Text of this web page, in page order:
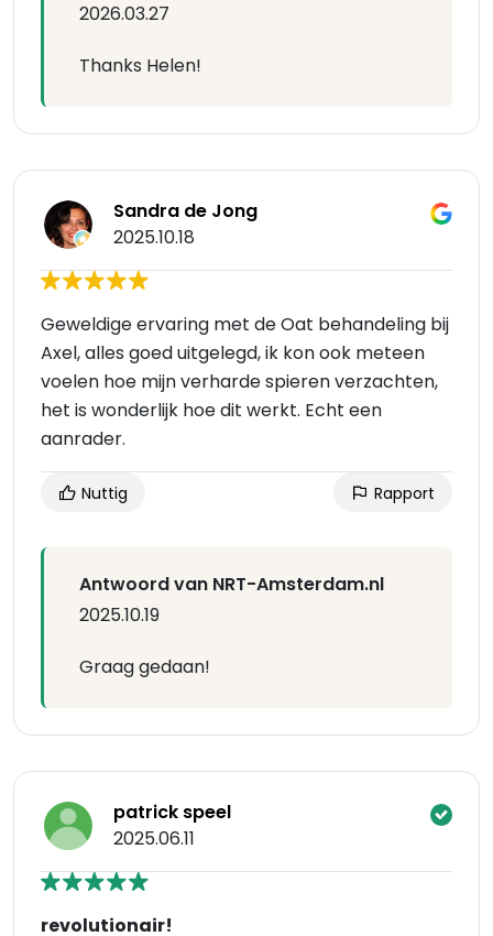
2026.03.27
Thanks Helen!
Sandra de Jong
2025.10.18
Geweldige ervaring met de Oat behandeling bij
Axel, alles goed uitgelegd, ik kon ook meteen
voelen hoe mijn verharde spieren verzachten,
het is wonderlijk hoe dit werkt. Echt een
aanrader.
Nuttig Rapport
Antwoord van NRT-Amsterdam.nl
2025.10.19
Graag gedaan!
patrick speel
2025.06.11
revolutionair!